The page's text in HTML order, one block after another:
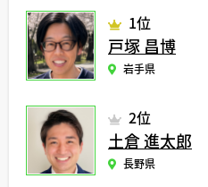
1位
戸塚 昌博
岩手県
2位
土倉 進太郎
長野県